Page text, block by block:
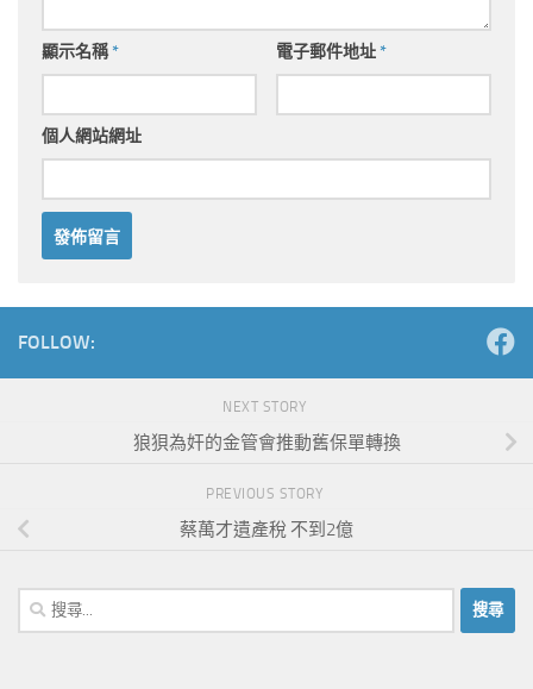
顯示名稱* 電子郵件地址*
個人網站網址
FOLLOW:
NEXT STORY
狼狽為奸的金管會推動舊保單轉換
PREVIOUS STORY
蔡萬才遺產稅 不到2億
搜
尋